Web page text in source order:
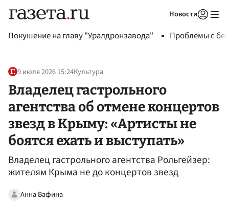
Новости
Покушение на главу "Уралдронзавода" Проблемы с
9 июля 2026 15:24Культура
Владелец гастрольного
агентства об отмене концертов
звезд в Крыму: «Артисты не
боятся ехать и выступать»
Владелец гастрольного агентства Рольгейзер:
жителям Крыма не до концертов звезд
Анна Вафина